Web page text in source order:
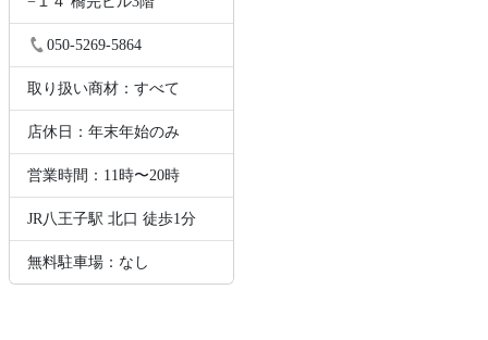
050-5269-5864
取り扱い商材：すべて
店休日：年末年始のみ
営業時間：11時〜20時
JR八王子駅 北口 徒歩1分
無料駐車場：なし